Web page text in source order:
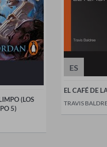
(LOS
5)
ES
EL CAFÉ DE
TRAVIS